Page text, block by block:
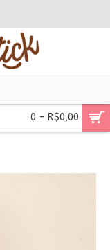
0 - R$0,00